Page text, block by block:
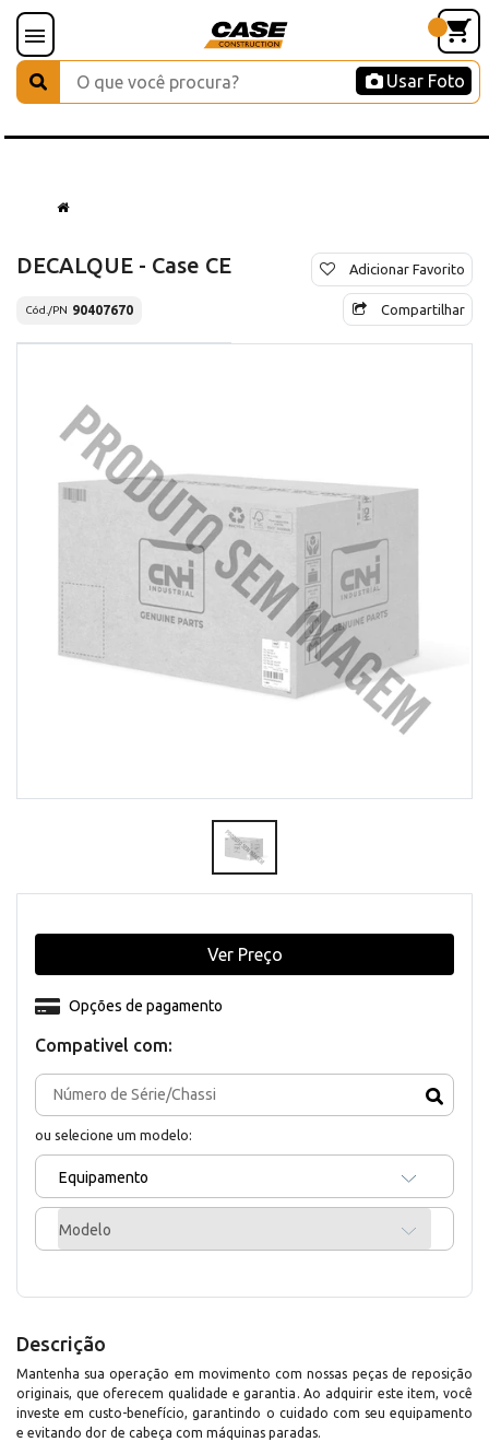
Usar Foto
DECALQUE - Case CE
Cód./PN 90407670
Adicionar Favorito
Compartilhar
Compativel com:
ou selecione um modelo:
Equipamento
Modelo
Opções de pagamento
Ver Preço
Descrição
Mantenha sua operação em movimento com nossas peças de reposição
originais, que oferecem qualidade e garantia. Ao adquirir este item, você
investe em custo-benefício, garantindo o cuidado com seu equipamento
e evitando dor de cabeça com máquinas paradas.